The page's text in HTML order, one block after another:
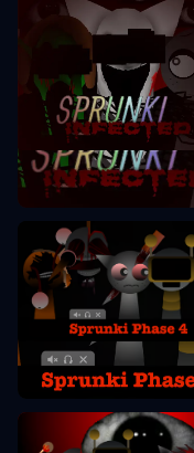
Sprunki Phase 2
Sprunki Phase 4